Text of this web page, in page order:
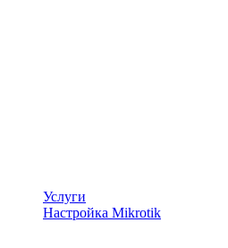
Услуги
Настройка Mikrotik